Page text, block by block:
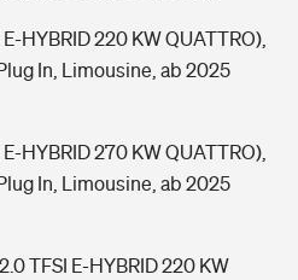
HYBRID 220 KW QUATTRO),
In, Limousine, ab 2025
HYBRID 270 KW QUATTRO),
In, Limousine, ab 2025
TFSI E-HYBRID 220 KW